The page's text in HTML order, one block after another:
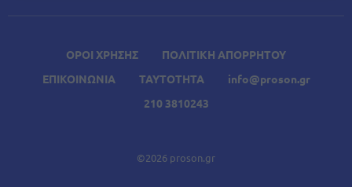
ΟΡΟΙ ΧΡΗΣΗΣ
ΠΟΛΙΤΙΚΗ ΑΠΟΡΡΗΤΟΥ
ΕΠΙΚΟΙΝΩΝΙΑ
ΤΑΥΤΟΤΗΤΑ
info@proson.gr
210 3810243
©2026 proson.gr